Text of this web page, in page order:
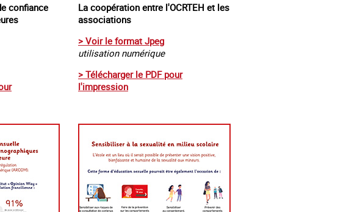
confiance
La coopération entre l'OCRTEH et les
associations
> Voir le format Jpeg
utilisation numérique
> Télécharger le PDF pour
l'impression